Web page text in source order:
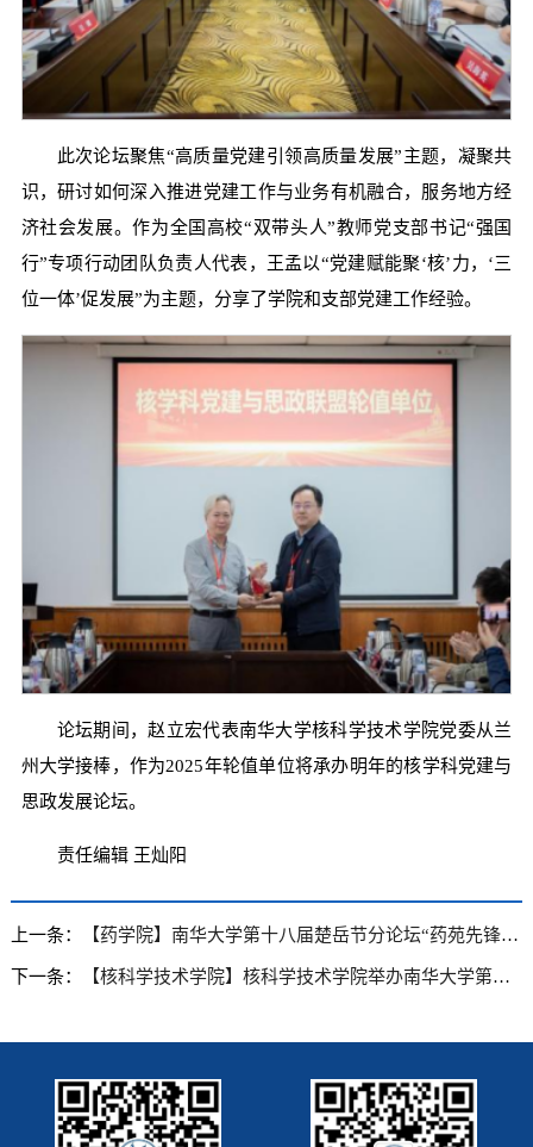
此次论坛聚焦“高质量党建引领高质量发展”主题，凝聚共
识，研讨如何深入推进党建工作与业务有机融合，服务地方经
济社会发展。作为全国高校“双带头人”教师党支部书记“强国
行”专项行动团队负责人代表，王孟以“党建赋能聚‘核’力，‘三
位一体’促发展”为主题，分享了学院和支部党建工作经验。
论坛期间，赵立宏代表南华大学核科学技术学院党委从兰
州大学接棒，作为2025年轮值单位将承办明年的核学科党建与
思政发展论坛。
责任编辑 王灿阳
上一条： 【药学院】南华大学第十八届楚岳节分论坛“药苑先锋”学术汇报竞赛举行
下一条： 【核科学技术学院】核科学技术学院举办南华大学第十八届研究生楚岳节分论坛